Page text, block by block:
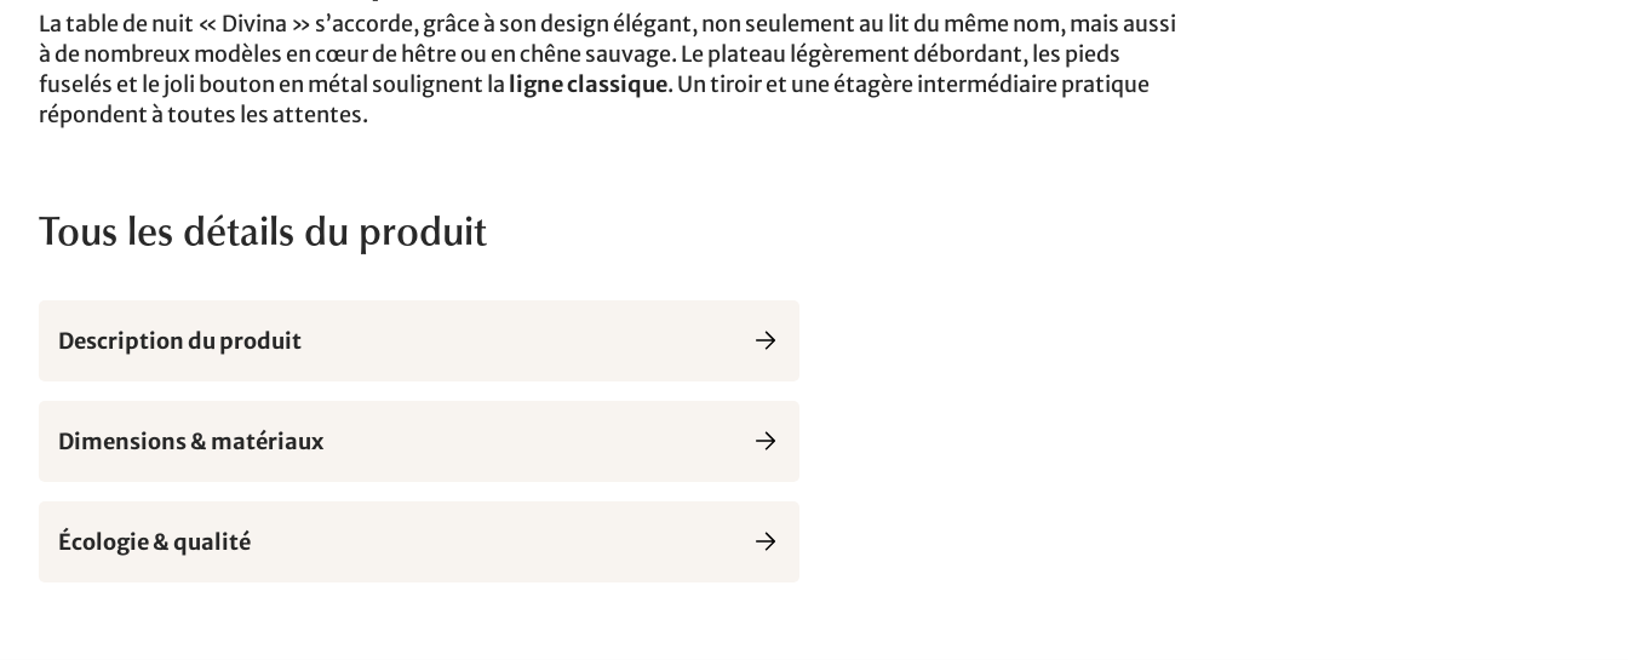
La table de nuit « Divina » s’accorde, grâce à son design élégant, non seulement au lit du même nom, mais aussi
à de nombreux modèles en cœur de hêtre ou en chêne sauvage. Le plateau légèrement débordant, les pieds
fuselés et le joli bouton en métal soulignent la ligne classique. Un tiroir et une étagère intermédiaire pratique
répondent à toutes les attentes.
Tous les détails du produit
Description du produit
Dimensions & matériaux
Écologie & qualité